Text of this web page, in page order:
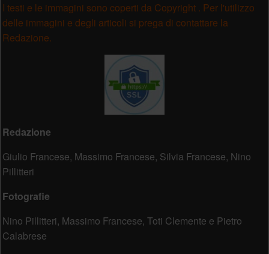
I testi e le immagini sono coperti da Copyright . Per l'utilizzo
delle immagini e degli articoli si prega di contattare la
Redazione.
Redazione
Giulio Francese, Massimo Francese, Silvia Francese, Nino
Pillitteri
Fotografie
Nino Pillitteri, Massimo Francese, Toti Clemente e Pietro
Calabrese